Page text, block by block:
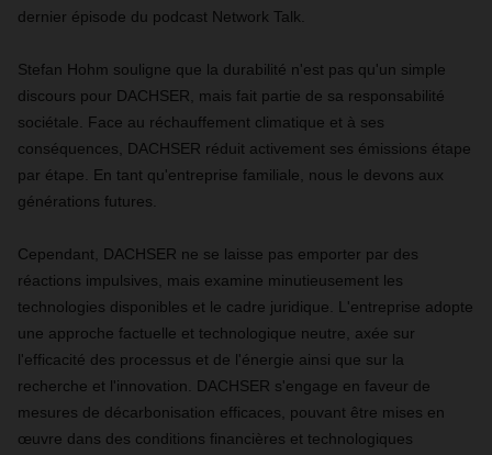
dernier épisode du podcast Network Talk.
Stefan Hohm souligne que la durabilité n'est pas qu'un simple
discours pour DACHSER, mais fait partie de sa responsabilité
sociétale. Face au réchauffement climatique et à ses
conséquences, DACHSER réduit activement ses émissions étape
par étape. En tant qu'entreprise familiale, nous le devons aux
générations futures.
Cependant, DACHSER ne se laisse pas emporter par des
réactions impulsives, mais examine minutieusement les
technologies disponibles et le cadre juridique. L'entreprise adopte
une approche factuelle et technologique neutre, axée sur
l'efficacité des processus et de l'énergie ainsi que sur la
recherche et l'innovation. DACHSER s'engage en faveur de
mesures de décarbonisation efficaces, pouvant être mises en
œuvre dans des conditions financières et technologiques